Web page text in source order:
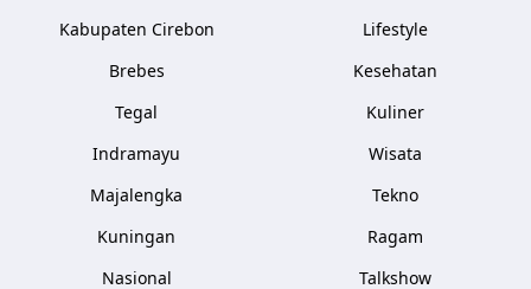
Kabupaten Cirebon
Brebes
Tegal
Indramayu
Majalengka
Kuningan
Nasional
Lifestyle
Kesehatan
Kuliner
Wisata
Tekno
Ragam
Talkshow